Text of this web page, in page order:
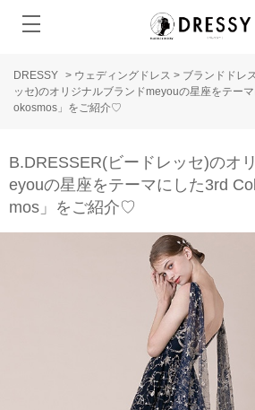
DRESSY > ウェディングドレス > ブランドドレ
ッセ)のオリジナルブランドmeyouの星座をテー
okosmos」をご紹介♡
B.DRESSER(ビードレッセ)のオ
eyouの星座をテーマにした3rd
mos」をご紹介♡